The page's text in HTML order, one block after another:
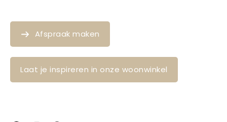
Afspraak maken
Laat je inspireren in onze woonwinkel